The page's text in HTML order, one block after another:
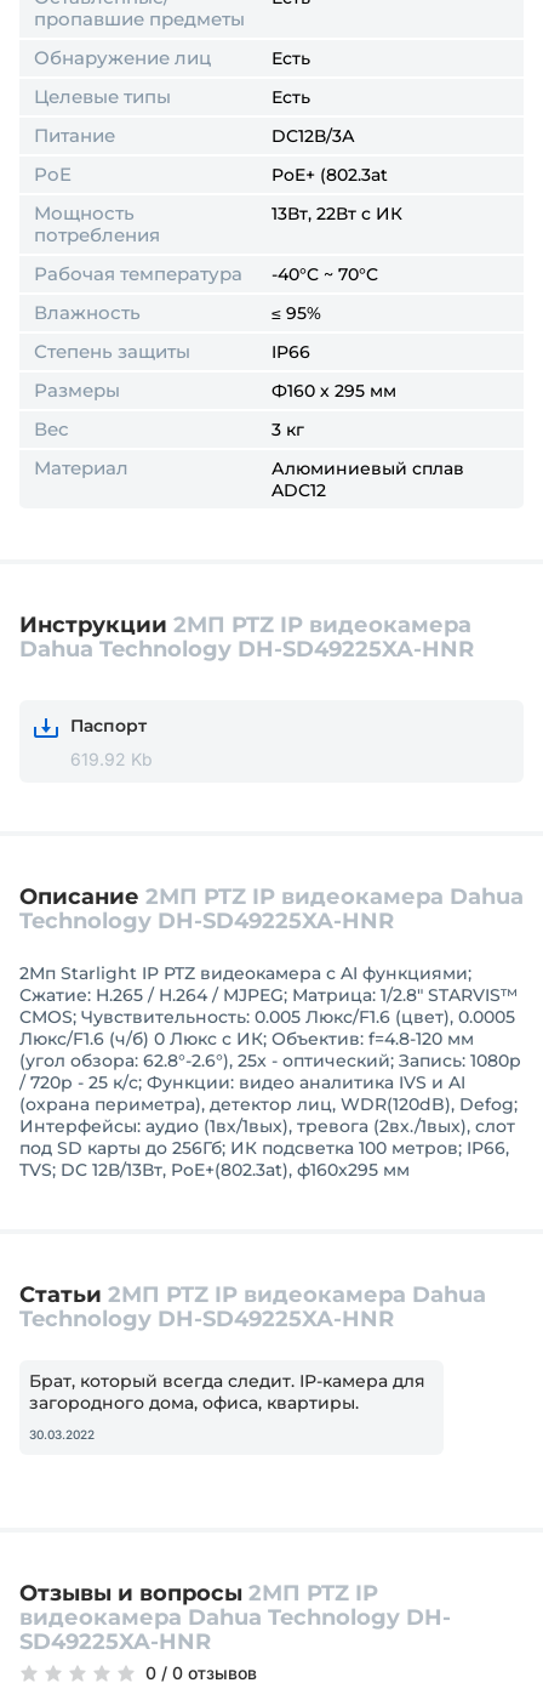
пропавшие предметы
Обнаружение лиц Есть
Целевые типы Есть
Питание DC12В/3А
PoE PoE+ (802.3at
Мощность
потребления
13Вт, 22Вт c ИК
Рабочая температура -40°C ~ 70°C
Влажность ≤ 95%
Степень защиты IP66
Размеры Ф160 х 295 мм
Вес 3 кг
Материал
Алюминиевый сплав
ADC12
Инструкции 2МП PTZ IP видеокамера
Dahua Technology DH-SD49225XA-HNR
Паспорт
619.92 Kb
Описание 2МП PTZ IP видеокамера Dahua
Technology DH-SD49225XA-HNR
2Мп Starlight IP PTZ видеокамера с AI функциями;
Сжатие: H.265 / H.264 / MJPEG; Матрица: 1/2.8" STARVIS™
CMOS; Чувствительность: 0.005 Люкс/F1.6 (цвет), 0.0005
Люкс/F1.6 (ч/б) 0 Люкс с ИК; Объектив: f=4.8-120 мм
(угол обзора: 62.8°-2.6°), 25x - оптический; Запись: 1080р
/ 720р - 25 к/с; Функции: видео аналитика IVS и AI
(охрана периметра), детектор лиц, WDR(120dB), Defog;
Интерфейсы: аудио (1вх/1вых), тревога (2вх./1вых), слот
под SD карты до 256Гб; ИК подсветка 100 метров; IP66,
TVS; DC 12В/13Вт, PoE+(802.3at), ф160x295 мм
Статьи 2МП PTZ IP видеокамера Dahua
Technology DH-SD49225XA-HNR
Брат, который всегда следит. ІР-камера для
загородного дома, офиса, квартиры.
30.03.2022
Отзывы и вопросы 2МП PTZ IP
видеокамера Dahua Technology DH-
SD49225XA-HNR
0 / 0 отзывов